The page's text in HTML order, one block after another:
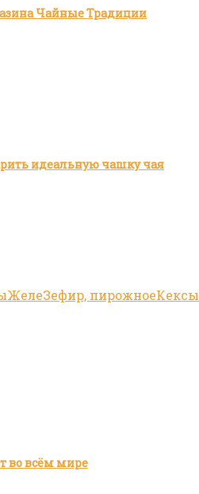
Чайные Традиции
идеальную чашку чая
ЖелеЗефир, пирожноеКексы
во всём мире